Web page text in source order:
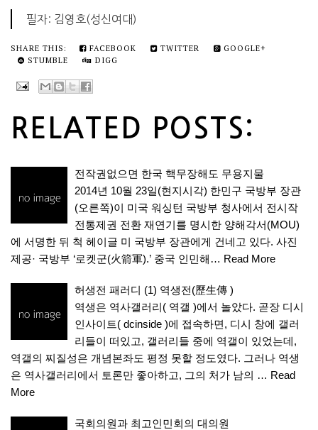
필자: 김영호(성신여대)
SHARE THIS: FACEBOOK TWITTER
GOOGLE+
STUMBLE
DIGG
RELATED POSTS:
전작권없으면 한국 핵무장해도 무용지물
2014년 10월 23일(현지시각) 한민구 국방부 장관
(오른쪽)이 미국 워싱턴 국방부 청사에서 전시작
전통제권 전환 재연기를 명시한 양해각서(MOU)
에 서명한 뒤 척 헤이글 미 국방부 장관에게 건네고 있다. 사진
제공· 국방부 ‘로켓군(火箭軍).’ 중국 인민해… Read More
허생전 패러디 (1) 역생전(歷生傳 )
역생은 역사갤러리( 역갤 )에서 놀았다. 곧장 디시
인사이트( dcinside )에 접속하면, 디시 창에 갤러
리들이 떠있고, 갤러리들 중에 역갤이 있었는데,
역갤의 찌질성은 개념본좌도 평정 못할 정도였다. 그러나 역생
은 역사갤러리에서 토론만 좋아하고, 그의 처가 남의 … Read
More
국회의원과 최고인민회의 대의원